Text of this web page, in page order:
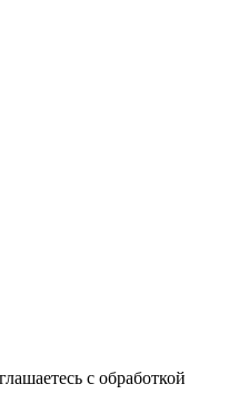
с обработкой